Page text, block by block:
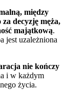
między
decyzję męża,
majątkową.
jest uzależniona
nie kończy
i w każdym
życia.